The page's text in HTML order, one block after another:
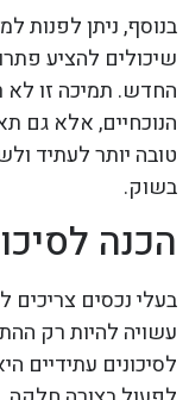
בנוסף, ניתן לפנות
שיכולים להציע
החדש. תמיכה זו לא
הנוכחיים, אלא גם
טובה יותר לעתיד
בשוק.
הכנה
בעלי נכסים
עשויה להיות רק
לסיכונים עתידיים